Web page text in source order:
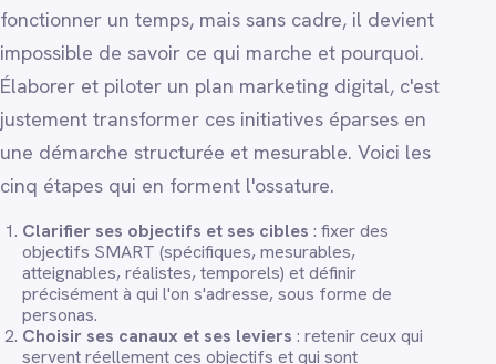
fonctionner un temps, mais sans cadre, il devient
impossible de savoir ce qui marche et pourquoi.
Élaborer et piloter un plan marketing digital, c'est
justement transformer ces initiatives éparses en
une démarche structurée et mesurable. Voici les
cinq étapes qui en forment l'ossature.
Clarifier ses objectifs et ses cibles : fixer des
objectifs SMART (spécifiques, mesurables,
atteignables, réalistes, temporels) et définir
précisément à qui l'on s'adresse, sous forme de
personas.
Choisir ses canaux et ses leviers : retenir ceux qui
servent réellement ces objectifs et qui sont